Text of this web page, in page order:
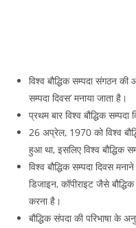
विश्व बौद्धिक सम्पदा संगठन की
सम्पदा दिवस’ मनाया जाता है।
प्रथम बार विश्व बौद्धिक
26 अप्रेल, 1970 को विश्व
हुआ था, इसलिए विश्व बौद्धिक
विश्व बौद्धिक सम्पदा दिवस
डिजाइन, कॉपीराइट जैसे
करना है।
बौद्धिक संपदा की परिभाषा के